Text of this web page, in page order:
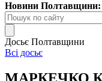
Новини Полтавщини:
Досьє Полтавщини
Всі досьє